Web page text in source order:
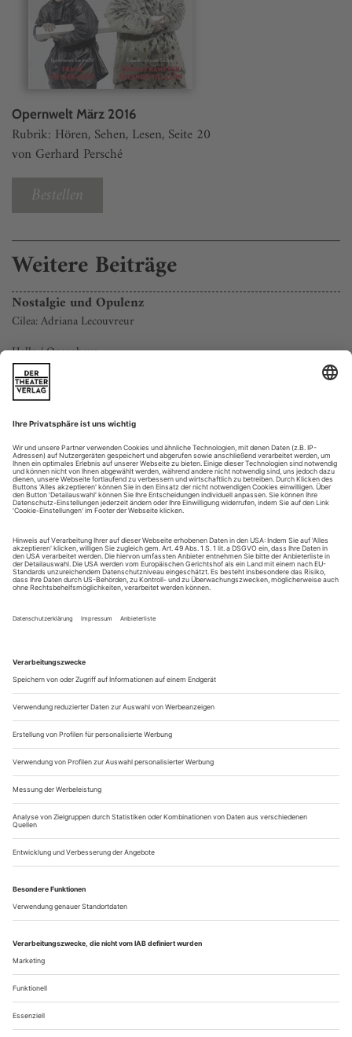
Opernwelt März 2016
Rubrik: Hören, Sehen, Lesen, Seite 20
von Gerhard Persché
Bestellen
Weitere Beiträge
Nostalgie und Opulenz
Cilea: Adriana Lecouvreur
Halle / Opernhaus
Er war ein bisschen aus der Zeit gefallen, als er kurz nach
«Pelléas et Mélisande» und wenige Jahre vor «Salomé» mit
einem Melodramma im Stil des 19. Jahrhunderts herauskam:
Francesco Cileas «Adriana Lecouvreur», 1902 an der
Mailänder Scala mit Angelica Pandolfini und Enrico Caruso
uraufgeführt, geriet zum großen Schwanengesang der alten
Oper. Eine historische...
Wachsfigurenkabinett
Verdi: Stiffelio
Venedig / Teatro La Fenice
Ehebruch und Scheidung, ein verheirateter evangelischer
mehr, als ein italienisches Opernpublikum um 1850 vertragen
konnte, von der Zensur ganz zu schweigen. Tatsächlich
wurde Verdis «Stiffelio» im damals österreichisch regierten
Triest und Venedig nach...
Multiple Ströme
Sebastian Baumgarten und Gabriel Feltz spiegeln Wolfgang Rihms
«Hamletmaschine» an der Zürcher Oper geschichtstief in die
Gegenwart
Europa hat ausgedient. Die blaue Sternenflagge taugt nur
mehr als Tischtuch, als Unterlage für fettige Pommes und ein
Sixpack Bier. Hamlet und Ophelia sitzen, mampfen und
würgen. Zu sagen haben sie sich nichts, das Angebot von
früher – «Lass mich dein Herz essen, Ophelia» – interessiert
nicht mehr. Die Geschichte: ein Schlachtfeld. Der Mensch:
verloren in Trümmern....
Über uns Kontakt Kritikerumfrage Newsletter